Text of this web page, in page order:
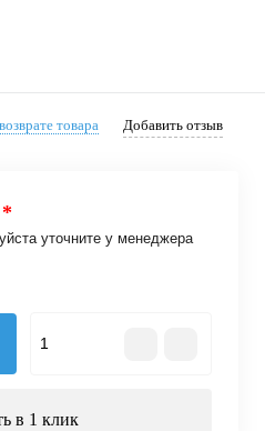
товара Добавить отзыв
*
уточните у менеджера
в 1 клик